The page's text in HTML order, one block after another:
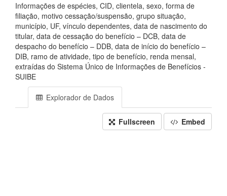
Informações de espécies, CID, clientela, sexo, forma de
filiação, motivo cessação/suspensão, grupo situação,
município, UF, vínculo dependentes, data de nascimento do
titular, data de cessação do benefício – DCB, data de
despacho do benefício – DDB, data de início do benefício –
DIB, ramo de atividade, tipo de benefício, renda mensal,
extraídas do Sistema Único de Informações de Benefícios -
SUIBE
Explorador de Dados
Fullscreen Embed